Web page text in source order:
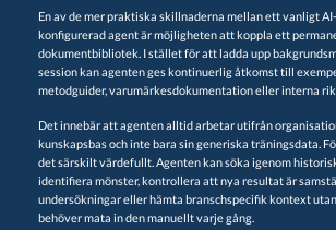
En av de mer praktiska skillnaderna mellan ett vanligt
konfigurerad agent är möjligheten att koppla ett
dokumentbibliotek. I stället för att ladda upp
session kan agenten ges kontinuerlig åtkomst till
metodguider, varumärkesdokumentation eller interna
Det innebär att agenten alltid arbetar utifrån
kunskapsbas och inte bara sin generiska träningsdata.
det särskilt värdefullt. Agenten kan söka igenom
identifiera mönster, kontrollera att nya resultat är
undersökningar eller hämta branschspecifik kontext
behöver mata in den manuellt varje gång.